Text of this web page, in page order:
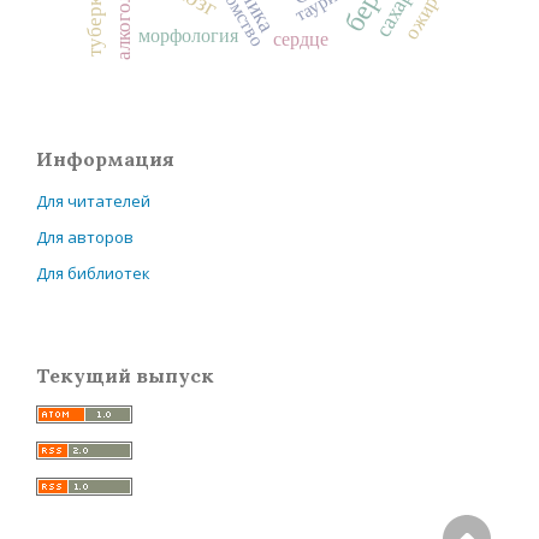
алкоголь морфология сердце
Информация
Для читателей
Для авторов
Для библиотек
Текущий выпуск